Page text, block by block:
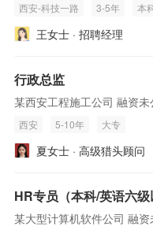
西安-科技一路 3-5年 本
王女士 · 招聘经理
行政总监
某西安工程施工公司 融资未
西安 5-10年 大专
夏女士 · 高级猎头顾问
HR专员（本科/英语六级
某大型计算机软件公司 融